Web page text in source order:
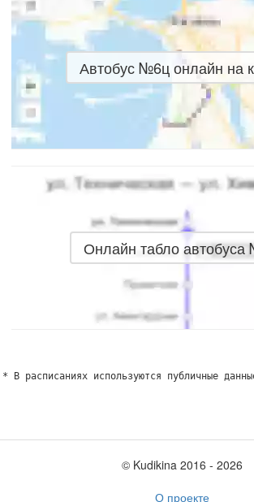
Автобус №6ц онлайн на
Онлайн табло
* В расписаниях используются публичные
© Kudikina 2016 ‐ 2026
О проекте